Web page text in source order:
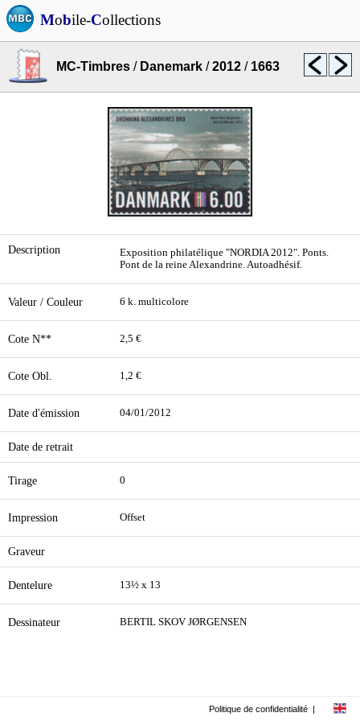
Mobile-Collections
MC-Timbres / Danemark /2012 / 1663
Description
Exposition philatélique "NORDIA 2012". Ponts.
Pont de la reine Alexandrine. Autoadhésif.
Valeur / Couleur 6 k. multicolore
Cote N** 2,5 €
Cote Obl. 1,2 €
Date d'émission 04/01/2012
Date de retrait
Tirage 0
Impression Offset
Graveur
Dentelure 13½ x 13
Dessinateur BERTIL SKOV JØRGENSEN
Politique de confidentialité |